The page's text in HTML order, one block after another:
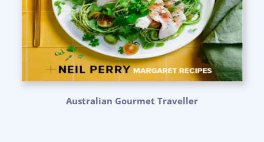
Australian Gourmet Traveller